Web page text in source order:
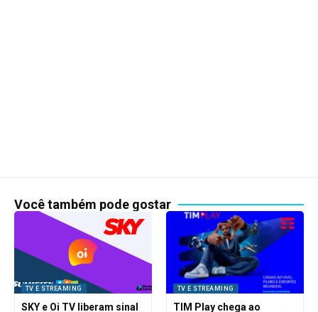
Você também pode gostar
TV E STREAMING
SKY e Oi TV liberam sinal
TV E STREAMING
TIM Play chega ao